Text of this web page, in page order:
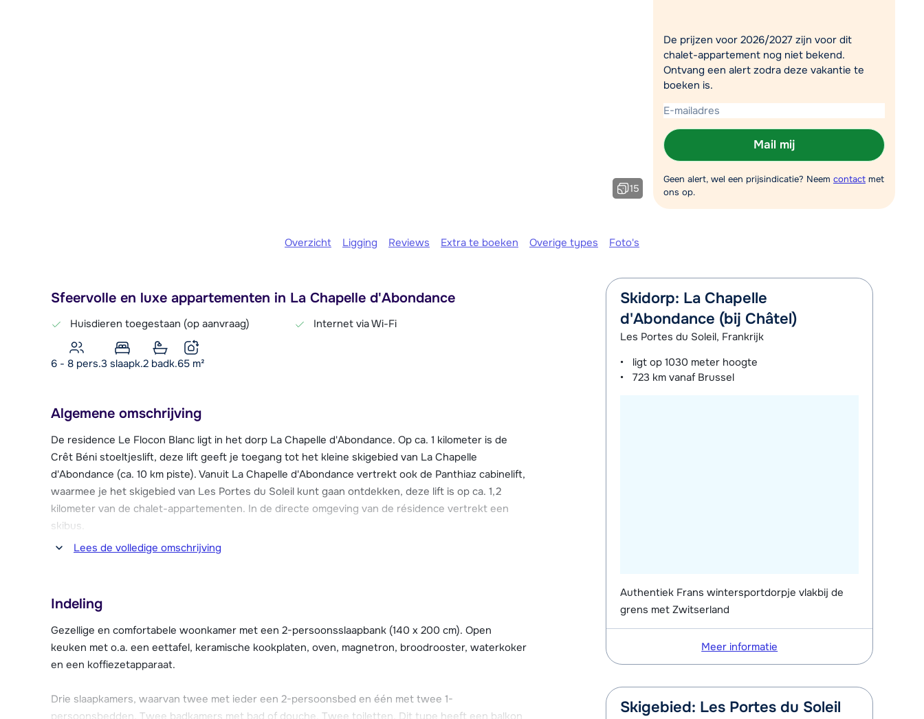
We zijn er vandaag om 09:00 uur.
Chat met wintersportspecialist
15
De prijzen voor 2026/2027 zijn voor dit
chalet-appartement nog niet bekend.
Ontvang een alert zodra deze vakantie te
boeken is.
Mail mij
Geen alert, wel een prijsindicatie? Neem contact met
ons op.
Overzicht Ligging Reviews Extra te boeken Overige types Foto's
Sfeervolle en luxe appartementen in La Chapelle d'Abondance
Huisdieren toegestaan (op aanvraag) Internet via Wi-Fi
6 - 8 pers.3 slaapk.2 badk.65 m²
Algemene omschrijving
De residence Le Flocon Blanc ligt in het dorp La Chapelle d'Abondance. Op ca. 1 kilometer is de
Crêt Béni stoeltjeslift, deze lift geeft je toegang tot het kleine skigebied van La Chapelle
d'Abondance (ca. 10 km piste). Vanuit La Chapelle d'Abondance vertrekt ook de Panthiaz cabinelift,
waarmee je het skigebied van Les Portes du Soleil kunt gaan ontdekken, deze lift is op ca. 1,2
kilometer van de chalet-appartementen. In de directe omgeving van de résidence vertrekt een
skibus.
naar het op 5 km afstand gelegen Châtel, dat naast een uitgebreid aanbod aan winkels,
restaurants en uitgaansgelegenheden ook over faciliteiten als een wellnesscentrum met overdekt
zwembad en een schaatsbaan beschikt.
Le Flocon Blanc heeft sfeervolle en luxe appartementen. De appartementen hebben een skilocker
Extra parkeerplaatsen zijn op basis van beschikbaarheid bij aankomst te reserveren.
Lees de volledige omschrijving
Indeling
Gezellige en comfortabele woonkamer met een 2-persoonsslaapbank (140 x 200 cm). Open
keuken met o.a. een eettafel, keramische kookplaten, oven, magnetron, broodrooster, waterkoker
en een koffiezetapparaat.
Drie slaapkamers, waarvan twee met ieder een 2-persoonsbed en één met twee 1-
Skidorp: La Chapelle
d'Abondance (bij Châtel)
Les Portes du Soleil, Frankrijk
ligt op1030 meter hoogte
723 km vanaf Brussel
Authentiek Frans wintersportdorpje vlakbij de
grens met Zwitserland
Meer informatie
Skigebied: Les Portes du Soleil